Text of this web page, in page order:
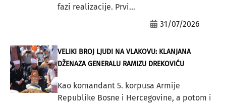
fazi realizacije. Prvi...
31/07/2026
VELIKI BROJ LJUDI NA VLAKOVU: KLANJANA
DŽENAZA GENERALU RAMIZU DREKOVIĆU
Kao komandant 5. korpusa Armije
Republike Bosne i Hercegovine, a potom i